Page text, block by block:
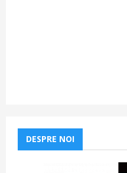
DESPRE NOI